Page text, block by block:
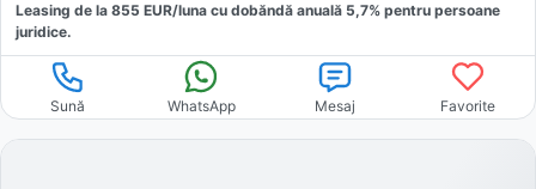
Leasing de la 855 EUR/luna cu dobăndă anuală 5,7% pentru persoane
juridice.
Sună WhatsApp Mesaj Favorite